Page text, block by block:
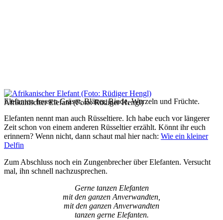
Afrikanischer Elefant (Foto: Rüdiger Hengl)
Elefanten fressen Gräser, Blätter, Rinde, Wurzeln und Früchte.
Elefanten nennt man auch Rüsseltiere. Ich habe euch vor längerer
Zeit schon von einem anderen Rüsseltier erzählt. Könnt ihr euch
erinnern? Wenn nicht, dann schaut mal hier nach: Wie ein kleiner
Delfin
Zum Abschluss noch ein Zungenbrecher über Elefanten. Versucht
mal, ihn schnell nachzusprechen.
Gerne tanzen Elefanten
mit den ganzen Anverwandten,
mit den ganzen Anverwandten
tanzen gerne Elefanten.